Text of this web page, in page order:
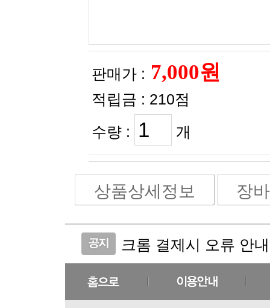
판매가 :
적립금 : 210점
수량 :
개
상품상세정보 장
크롬 결제시 오류 안내
실크크리스탈 코스메
(비밀번호 분실 안내)
(주문취소 안내)